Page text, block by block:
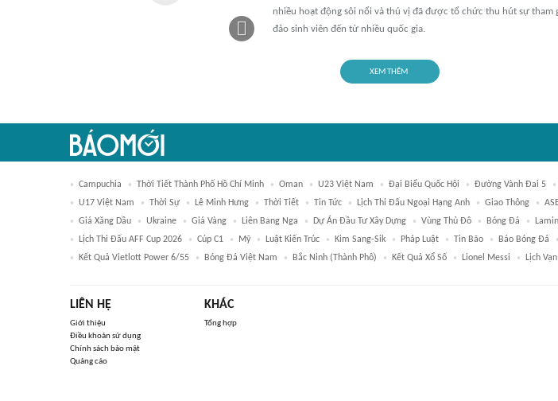
nhiều hoạt động sôi nổi và thú vị đã được tổ chức thu hút sự
đảo sinh viên đến từ nhiều quốc gia.
XEM THÊM
Campuchia Thời Tiết Thành Phố Hồ Chí Minh Oman U23 Việt Nam Đại Biểu Quốc Hội Đường Vành Đai 5
U17 Việt Nam
Thời Sự Lê Minh Hưng Thời Tiết Tin Tức Lịch Thi Đấu Ngoại Hạng Anh Giao Thông
Giá Xăng Dầu
Ukraine Giá Vàng Liên Bang Nga Dự Án Đầu Tư Xây Dựng Vùng Thủ Đô Bóng Đá
Lịch Thi Đấu AFF Cup 2026
Cúp C1 Mỹ Luật Kiến Trúc Kim Sang-Sik Pháp Luật Tin Bão Báo Bóng Đá
Kết Quả Vietlott Power 6/55
Bóng Đá Việt Nam Bắc Ninh (thành Phố) Kết Quả Xổ Số Lionel Messi Lịch
LIÊN HỆ
Giới thiệu
Điều khoản sử dụng
Chính sách bảo mật
Quảng cáo
KHÁC
Tổng hợp